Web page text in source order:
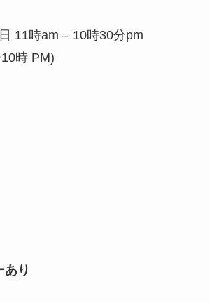
11時am – 10時30分pm
時 PM)
あり